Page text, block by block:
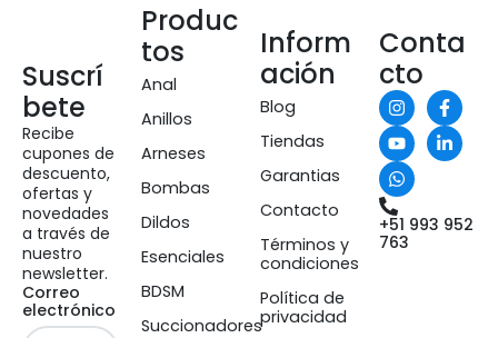
Suscrí
bete
Recibe
cupones de
descuento,
ofertas y
novedades
a través de
nuestro
newsletter.
Correo
electrónico
Produc
tos
Anal
Anillos
Arneses
Bombas
Dildos
Esenciales
BDSM
Succionadores
Inform
ación
Blog
Tiendas
Garantias
Contacto
Términos y
condiciones
Política de
privacidad
Conta
cto
+51 993 952
763